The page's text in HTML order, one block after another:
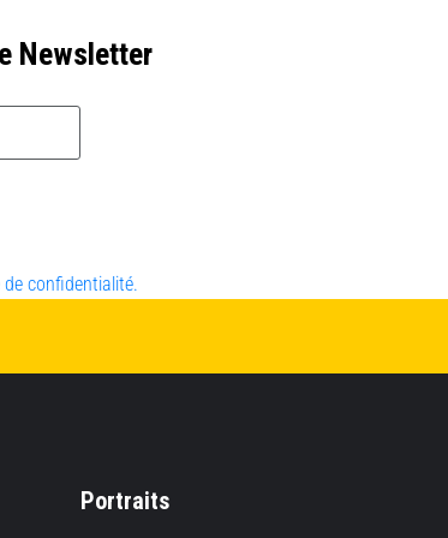
Newsletter
de confidentialité.
Portraits